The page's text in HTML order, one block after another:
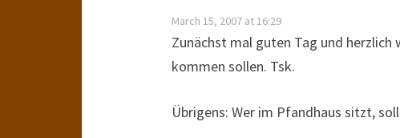
March 15, 2007 at 16:29
Zunächst mal guten Tag und
kommen sollen. Tsk.
Übrigens: Wer im Pfandhaus sitzt,